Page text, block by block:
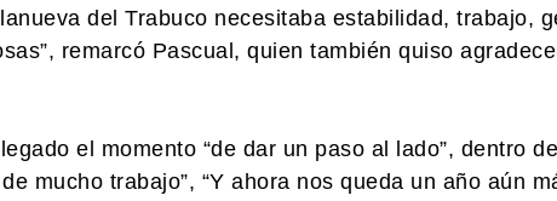
del Trabuco necesitaba estabilidad, trabajo,
remarcó Pascual, quien también quiso
el momento “de dar un paso al lado”, dentro
mucho trabajo”, “Y ahora nos queda un año aún